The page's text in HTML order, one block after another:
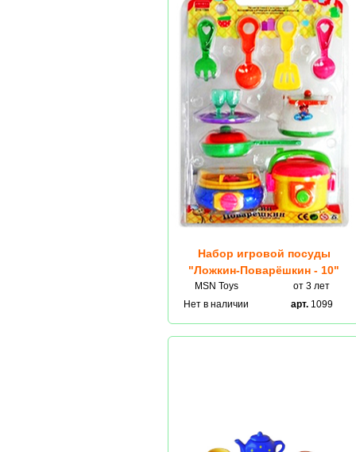
Набор игровой посуды
"Ложкин-Поварёшкин - 10"
MSN Toys
от 3 лет
Нет в наличии
арт.1099